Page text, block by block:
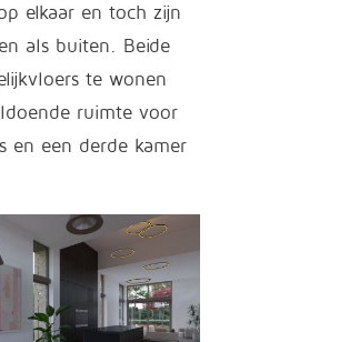
elkaar en toch zijn
als buiten. Beide
te wonen
ruimte voor
en een derde kamer